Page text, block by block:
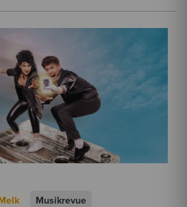
Musikrevue